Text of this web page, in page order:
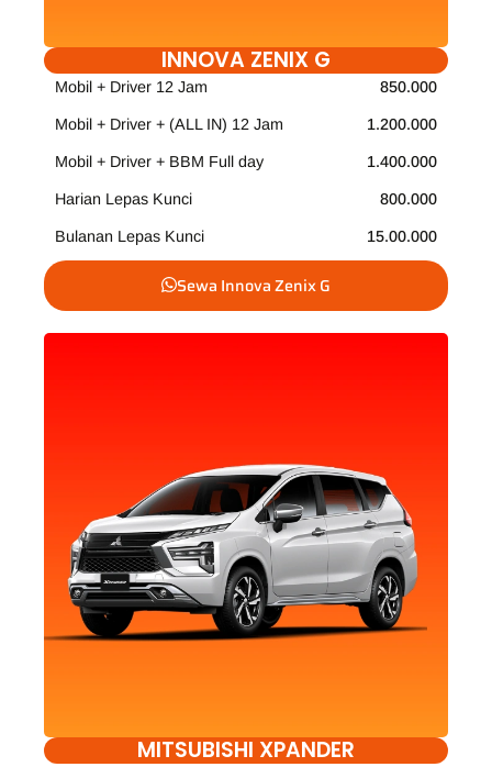
INNOVA ZENIX G
Mobil + Driver 12 Jam 850.000
Mobil + Driver + (ALL IN) 12 Jam 1.200.000
Mobil + Driver + BBM Full day 1.400.000
Harian Lepas Kunci 800.000
Bulanan Lepas Kunci 15.00.000
Sewa Innova Zenix G
MITSUBISHI XPANDER